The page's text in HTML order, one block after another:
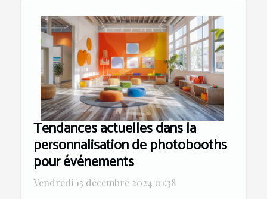
Tendances actuelles dans la
personnalisation de photobooths
pour événements
Vendredi 13 décembre 2024 01:38